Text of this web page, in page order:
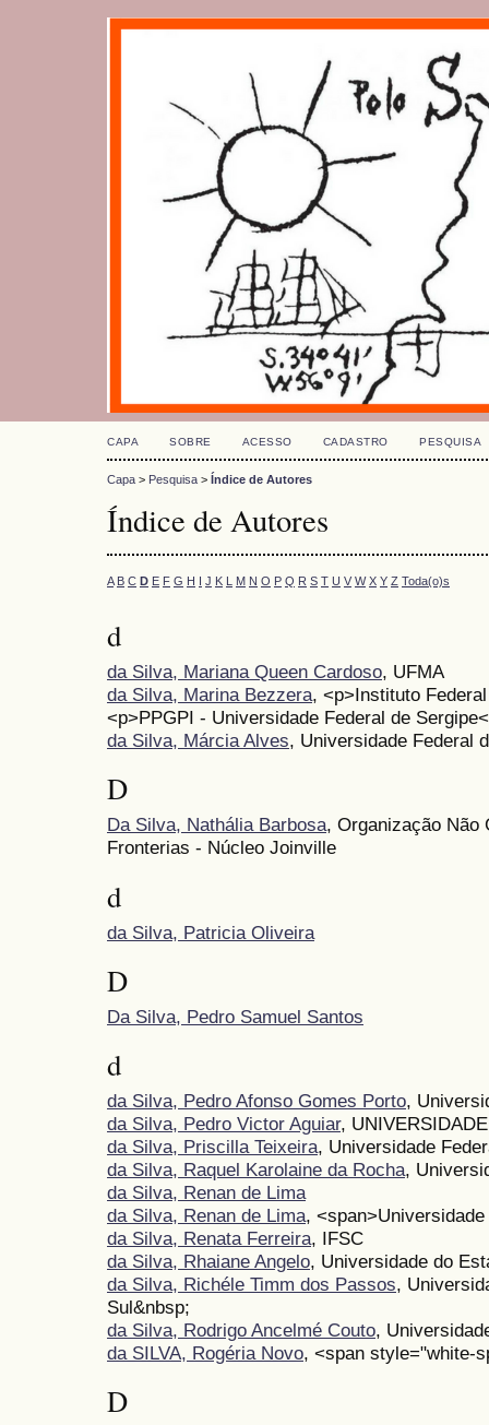
CAPA SOBRE ACESSO CADASTRO PESQUISA
Capa > Pesquisa > Índice de Autores
Índice de Autores
A B C D E F G H I J K L M N O P Q R S T U V W X Y Z Toda(o)s
d
da Silva, Mariana Queen Cardoso, UFMA
da Silva, Marina Bezzera, <p>Instituto
<p>PPGPI - Universidade Federal de
da Silva, Márcia Alves, Universidade Federal
D
Da Silva, Nathália Barbosa, Organização Não
Fronterias - Núcleo Joinville
d
da Silva, Patricia Oliveira
D
Da Silva, Pedro Samuel Santos
d
da Silva, Pedro Afonso Gomes Porto,
da Silva, Pedro Victor Aguiar,
da Silva, Priscilla Teixeira, Universidade
da Silva, Raquel Karolaine da Rocha,
da Silva, Renan de Lima
da Silva, Renan de Lima,
da Silva, Renata Ferreira, IFSC
da Silva, Rhaiane Angelo, Universidade do
da Silva, Richéle Timm dos Passos,
Sul&nbsp;
da Silva, Rodrigo Ancelmé Couto,
da SILVA, Rogéria Novo, <span style="white-
D